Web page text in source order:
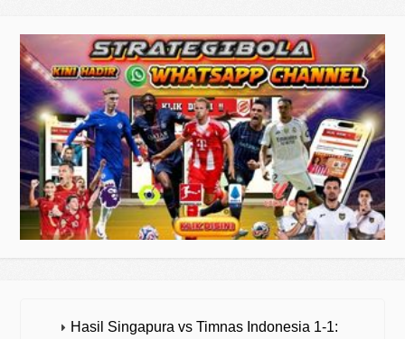
Hasil Singapura vs Timnas Indonesia 1-1: